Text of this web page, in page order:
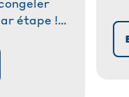
étape !
!